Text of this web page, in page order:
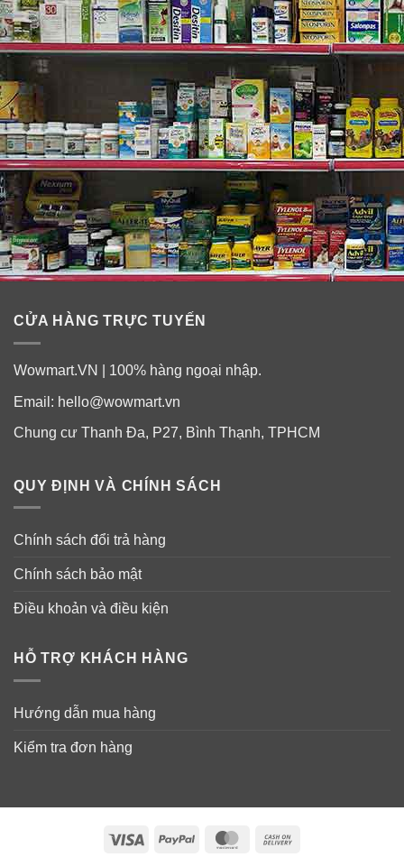
Khi mới sử dụng sản phẩm sẽ có cảm giác châm chích
nhẹ, hơi nóng vì sản phẩm đang hoạt hóa. Nhưng đừng
lo lắng quá, hiện tượng đó sẽ biến mất ngay chỉ sau 2
phút và không ảnh hưởng gì tới làn da của bạn.
Đối với những làn da đang trong quá trình điều trị phi
kim, lăn kim laser, 1 tháng sau mới được sử dụng.
CỬA HÀNG TRỰC TUYẾN
Wowmart.VN | 100% hàng ngoại nhập.
Email: hello@wowmart.vn
Chung cư Thanh Đa, P27, Bình Thạnh, TPHCM
QUY ĐỊNH VÀ CHÍNH SÁCH
Chính sách đổi trả hàng
Chính sách bảo mật
Điều khoản và điều kiện
HỖ TRỢ KHÁCH HÀNG
Hướng dẫn mua hàng
Kiểm tra đơn hàng
Visa PayPal MasterCard